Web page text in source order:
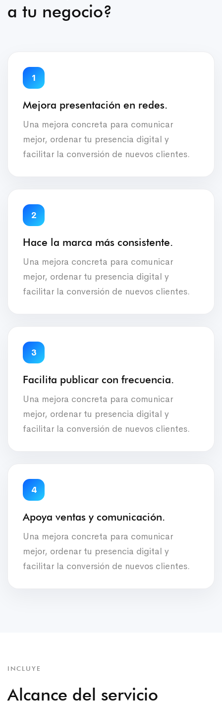
a tu negocio?
1
Mejora presentación en redes.
Una mejora concreta para comunicar
mejor, ordenar tu presencia digital y
facilitar la conversión de nuevos clientes.
2
Hace la marca más consistente.
Una mejora concreta para comunicar
mejor, ordenar tu presencia digital y
facilitar la conversión de nuevos clientes.
3
Facilita publicar con frecuencia.
Una mejora concreta para comunicar
mejor, ordenar tu presencia digital y
facilitar la conversión de nuevos clientes.
4
Apoya ventas y comunicación.
Una mejora concreta para comunicar
mejor, ordenar tu presencia digital y
facilitar la conversión de nuevos clientes.
INCLUYE
Alcance del servicio